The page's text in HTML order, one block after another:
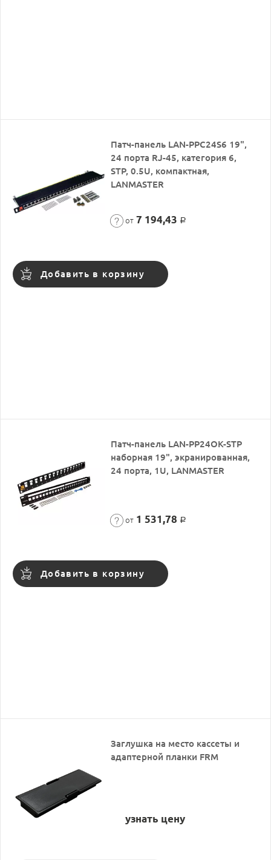
Патч-панель LAN-PPC24S6 19",
24 порта RJ-45, категория 6,
STP, 0.5U, компактная,
LANMASTER
от 7 194,43 Р
Добавить в корзину
Патч-панель LAN-PP24OK-STP
наборная 19", экранированная,
24 порта, 1U, LANMASTER
от 1 531,78 Р
Добавить в корзину
Заглушка на место кассеты и
адаптерной планки FRM
узнать цену